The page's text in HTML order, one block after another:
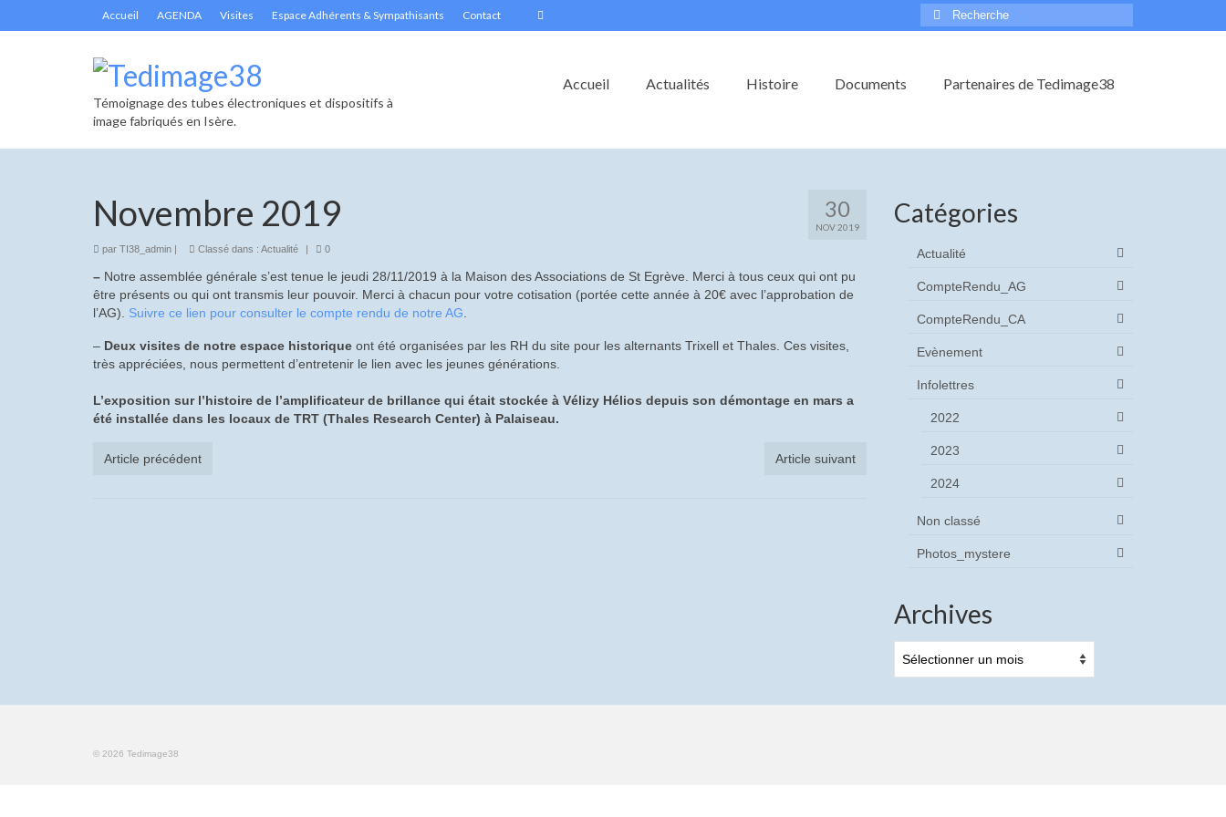
Accueil AGENDA Visites Espace Adhérents & Sympathisants Contact
Rechercher
:
Témoignage des tubes électroniques et dispositifs à
image fabriqués en Isère.
Accueil Actualités Histoire Documents Partenaires de Tedimage38
30
NOV 2019
Novembre 2019
par TI38_admin | Classé dans : Actualité | 0
– Notre assemblée générale s’est tenue le jeudi 28/11/2019 à la Maison des Associations de St Egrève. Merci à tous ceux qui ont pu
être présents ou qui ont transmis leur pouvoir. Merci à chacun pour votre cotisation (portée cette année à 20€ avec l’approbation de
l’AG). Suivre ce lien pour consulter le compte rendu de notre AG
– Deux visites de notre espace historique ont été organisées par les RH du site pour les alternants Trixell et Thales. Ces visites,
très appréciées, nous permettent d’entretenir le lien avec les jeunes générations.
L’exposition sur l’histoire de l’amplificateur de brillance qui était stockée à Vélizy Hélios depuis son démontage en mars a
été installée dans les locaux de TRT (Thales Research Center) à Palaiseau.
Article précédent Article suivant
Catégories
Actualité
CompteRendu_AG
CompteRendu_CA
Evènement
Infolettres
2022
2023
2024
Non classé
Photos_mystere
Archives
© 2026 Tedimage38